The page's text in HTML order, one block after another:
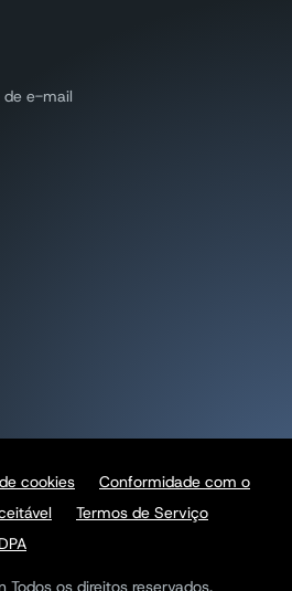
de e-mail
os direitos reservados.
cookies
Conformidade com o
Termos de Serviço
DPA